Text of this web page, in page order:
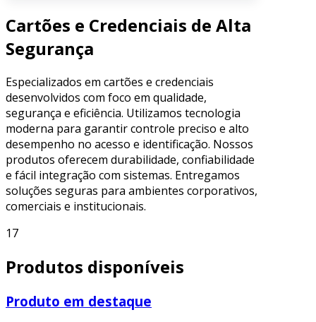
Cartões e Credenciais de Alta
Segurança
Especializados em cartões e credenciais
desenvolvidos com foco em qualidade,
segurança e eficiência. Utilizamos tecnologia
moderna para garantir controle preciso e alto
desempenho no acesso e identificação. Nossos
produtos oferecem durabilidade, confiabilidade
e fácil integração com sistemas. Entregamos
soluções seguras para ambientes corporativos,
comerciais e institucionais.
17
Produtos disponíveis
Produto em destaque